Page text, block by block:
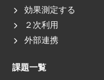
効果測定する
２次利用
外部連携
課題一覧